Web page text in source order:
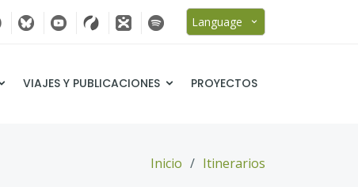
Language
VIAJES Y PUBLICACIONES PROYECTOS
Inicio Itinerarios